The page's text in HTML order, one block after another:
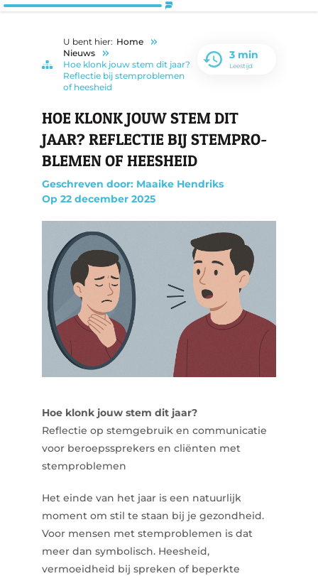
U bent hier: Home
Nieuws
Hoe klonk jouw stem dit jaar?
Reflectie bij stemproblemen
of heesheid
3 min
Leestijd
HOE KLONK JOUW STEM DIT
JAAR? RE­FLEC­TIE BIJ STEM­PRO­
BLE­MEN OF HEES­HEID
Geschreven door: Maaike Hendriks
Op 22 december 2025
Hoe klonk jouw stem dit jaar?
Reflectie op stemgebruik en communicatie
voor beroepssprekers en cliënten met
stemproblemen
Het einde van het jaar is een natuurlijk
moment om stil te staan bij je gezondheid.
Voor mensen met stemproblemen is dat
meer dan symbolisch. Heesheid,
vermoeidheid bij spreken of beperkte